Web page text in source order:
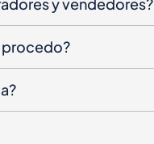
y vendedores?
procedo?